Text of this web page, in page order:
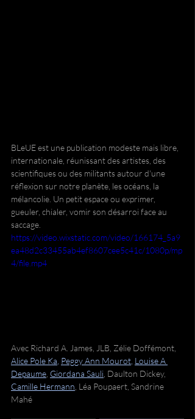
BLeUE est une publication modeste mais libre,
internationale, réunissant des artistes, des
scientifiques ou des militants autour d'une
réflexion sur notre planète, les océans, la
mélancolie. Un petit espace ou exprimer,
gueuler, chialer, vomir son désarroi face au
saccage.
https://video.wixstatic.com/video/166174_5a9
ea48d2c33455ab4ef8607cee5c41c/1080p/mp
4/file.mp4
Avec Richard A. James, JLB, Zélie Doffémont,
Alice Pole Ka Peggy Ann Mourot Louise A
Depaume Giordana Sauli , Daulton Dickey,
Camille Hermann , Léa Poupaert, Sandrine
Mahé